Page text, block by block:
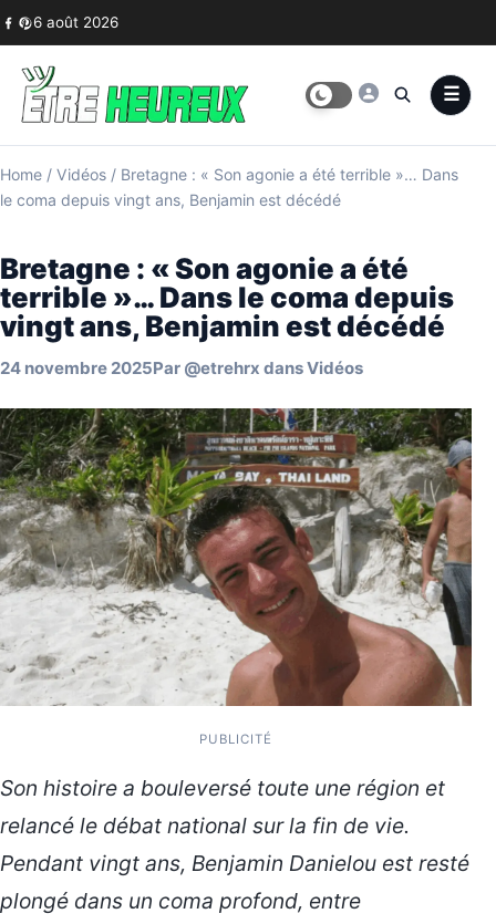
Skip to content
6 août 2026
Home / Vidéos / Bretagne : « Son agonie a été terrible »… Dans
le coma depuis vingt ans, Benjamin est décédé
Bretagne : « Son agonie a été
terrible »… Dans le coma depuis
vingt ans, Benjamin est décédé
24 novembre 2025Par @etrehrx dansVidéos
PUBLICITÉ
Son histoire a bouleversé toute une région et
relancé le débat national sur la fin de vie.
Pendant vingt ans, Benjamin Danielou est resté
plongé dans un coma profond, entre